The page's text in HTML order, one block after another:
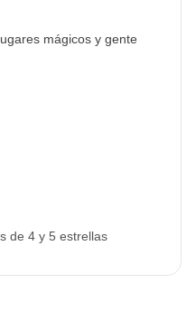
mágicos y gente
de 4 y 5 estrellas